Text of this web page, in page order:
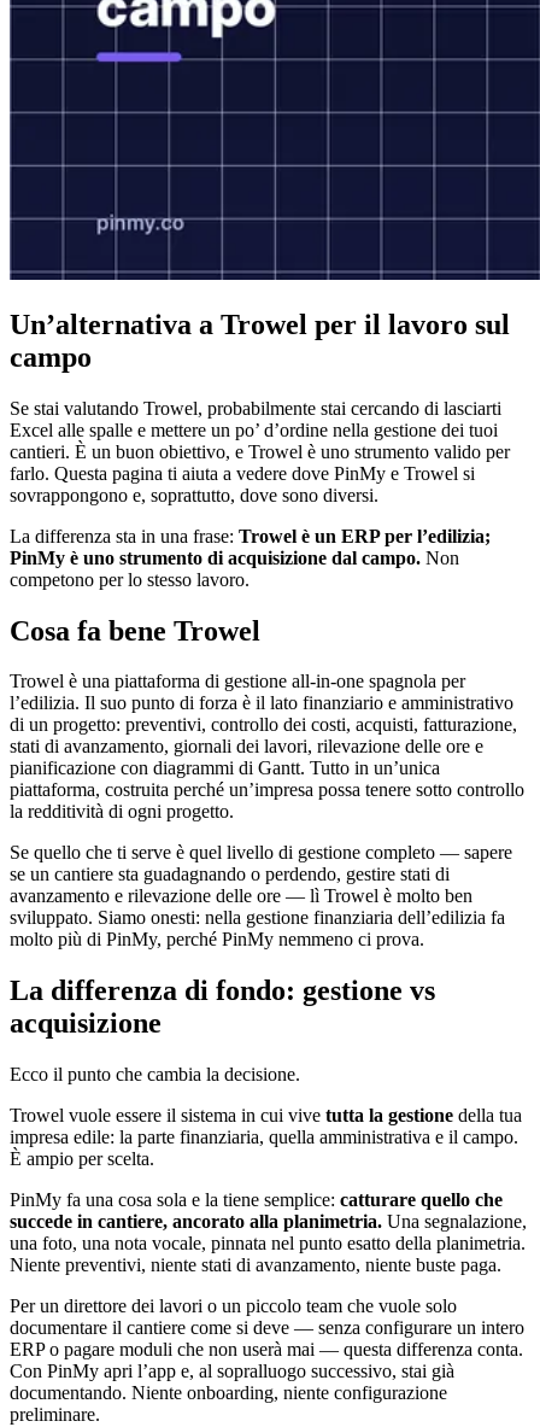
Un’alternativa a Trowel per il lavoro sul
campo
Se stai valutando Trowel, probabilmente stai cercando di lasciarti
Excel alle spalle e mettere un po’ d’ordine nella gestione dei tuoi
cantieri. È un buon obiettivo, e Trowel è uno strumento valido per
farlo. Questa pagina ti aiuta a vedere dove PinMy e Trowel si
sovrappongono e, soprattutto, dove sono diversi.
La differenza sta in una frase: Trowel è un ERP per l’edilizia;
PinMy è uno strumento di acquisizione dal campo. Non
competono per lo stesso lavoro.
Cosa fa bene Trowel
Trowel è una piattaforma di gestione all-in-one spagnola per
l’edilizia. Il suo punto di forza è il lato finanziario e amministrativo
di un progetto: preventivi, controllo dei costi, acquisti, fatturazione,
stati di avanzamento, giornali dei lavori, rilevazione delle ore e
pianificazione con diagrammi di Gantt. Tutto in un’unica
piattaforma, costruita perché un’impresa possa tenere sotto controllo
la redditività di ogni progetto.
Se quello che ti serve è quel livello di gestione completo — sapere
se un cantiere sta guadagnando o perdendo, gestire stati di
avanzamento e rilevazione delle ore — lì Trowel è molto ben
sviluppato. Siamo onesti: nella gestione finanziaria dell’edilizia fa
molto più di PinMy, perché PinMy nemmeno ci prova.
La differenza di fondo: gestione vs
acquisizione
Ecco il punto che cambia la decisione.
Trowel vuole essere il sistema in cui vive tutta la gestione della tua
impresa edile: la parte finanziaria, quella amministrativa e il campo.
È ampio per scelta.
PinMy fa una cosa sola e la tiene semplice: catturare quello che
succede in cantiere, ancorato alla planimetria. Una segnalazione,
una foto, una nota vocale, pinnata nel punto esatto della planimetria.
Niente preventivi, niente stati di avanzamento, niente buste paga.
Per un direttore dei lavori o un piccolo team che vuole solo
documentare il cantiere come si deve — senza configurare un intero
ERP o pagare moduli che non userà mai — questa differenza conta.
Con PinMy apri l’app e, al sopralluogo successivo, stai già
documentando. Niente onboarding, niente configurazione
preliminare.